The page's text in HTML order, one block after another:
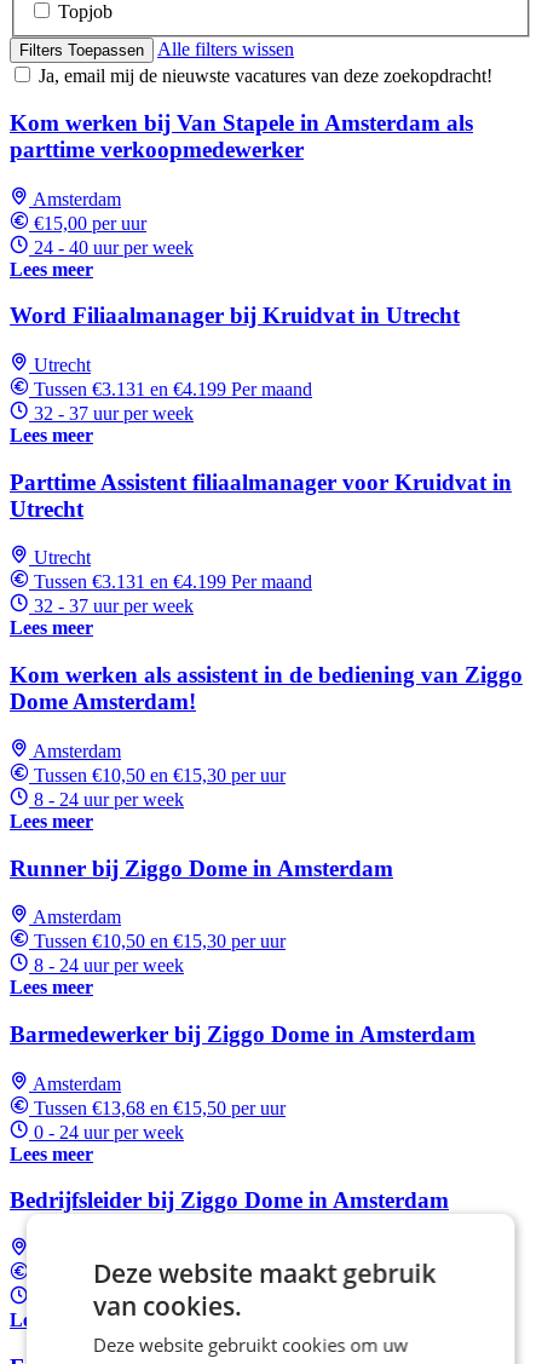
Topjob
Filters Toepassen
Alle filters wissen
Ja, email mij de nieuwste vacatures van deze zoekopdracht!
Kom werken bij Van Stapele in Amsterdam als
parttime verkoopmedewerker
Amsterdam
€15,00 per uur
24 - 40 uur per week
Lees meer
Word Filiaalmanager bij Kruidvat in Utrecht
Utrecht
Tussen €3.131 en €4.199 Per maand
32 - 37 uur per week
Lees meer
Parttime Assistent filiaalmanager voor Kruidvat in
Utrecht
Utrecht
Tussen €3.131 en €4.199 Per maand
32 - 37 uur per week
Lees meer
Kom werken als assistent in de bediening van Ziggo
Dome Amsterdam!
Amsterdam
Tussen €10,50 en €15,30 per uur
8 - 24 uur per week
Lees meer
Runner bij Ziggo Dome in Amsterdam
Amsterdam
Tussen €10,50 en €15,30 per uur
8 - 24 uur per week
Lees meer
Barmedewerker bij Ziggo Dome in Amsterdam
Amsterdam
Tussen €13,68 en €15,50 per uur
0 - 24 uur per week
Lees meer
Bedrijfsleider bij Ziggo Dome in Amsterdam
€17,85 per uur
16 uur per week
Lees meer
Deze website maakt gebruik
van cookies.
Deze website gebruikt cookies om uw